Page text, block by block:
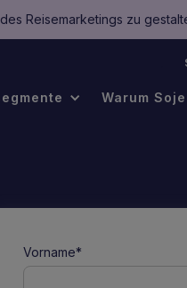
Reisemarketings zu
Warum
Vorname*